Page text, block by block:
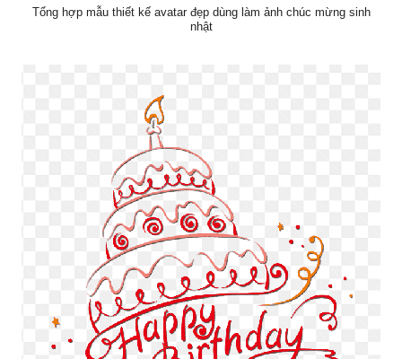
Tổng hợp mẫu thiết kế avatar đẹp dùng làm ảnh chúc mừng sinh
nhật